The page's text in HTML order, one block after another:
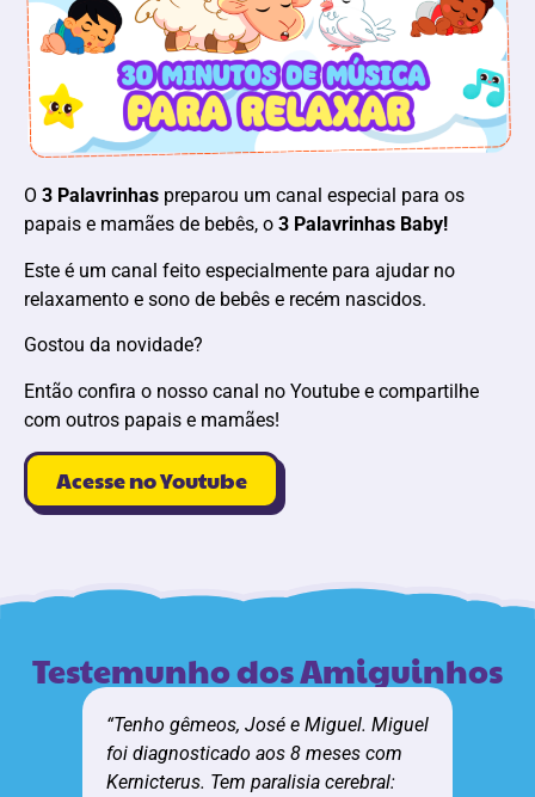
O 3 Palavrinhas preparou um canal especial para os
papais e mamães de bebês, o 3 Palavrinhas Baby!
Este é um canal feito especialmente para ajudar no
relaxamento e sono de bebês e recém nascidos.
Gostou da novidade?
Então confira o nosso canal no Youtube e compartilhe
com outros papais e mamães!
Acesse no Youtube
Testemunho dos Amiguinhos
“Tenho gêmeos, José e Miguel. Miguel
foi diagnosticado aos 8 meses com
Kernicterus. Tem paralisia cerebral: